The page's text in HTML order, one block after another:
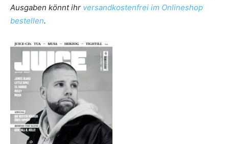
Ausgaben könnt ihr versandkostenfrei im Onlineshop
bestellen.